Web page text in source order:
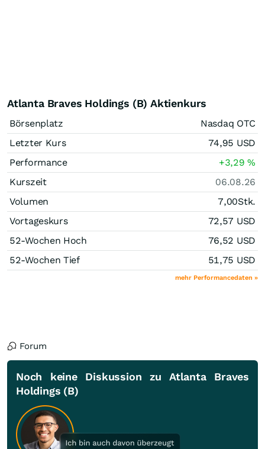
Atlanta Braves Holdings (B) Aktienkurs
Börsenplatz
Nasdaq OTC
Letzter Kurs
74,95 USD
Performance
+3,29%
Kurszeit
06.08.26
Volumen
7,00Stk.
Vortageskurs
72,57 USD
52-Wochen Hoch
76,52 USD
52-Wochen Tief
51,75 USD
mehr Performancedaten »
Forum
Noch keine Diskussion zu Atlanta Braves
Holdings (B)